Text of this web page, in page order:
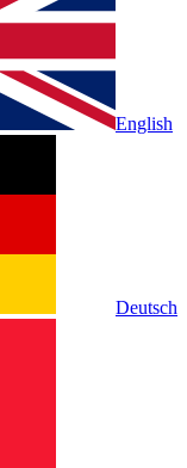
English
Deutsch